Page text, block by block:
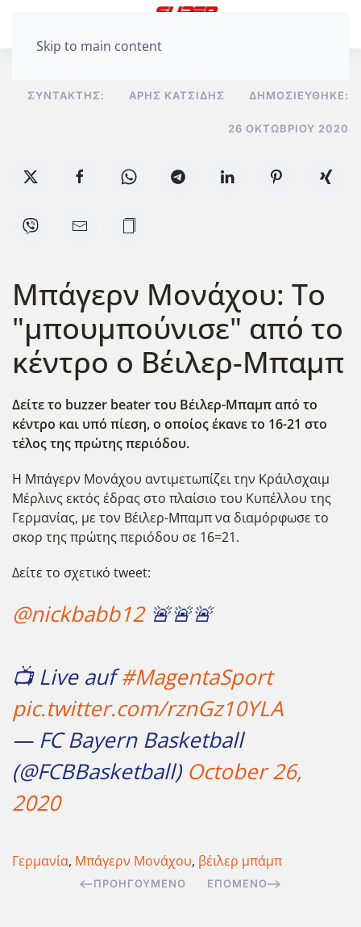
Skip to main content
ΣΥΝΤΆΚΤΗΣ: ΆΡΗΣ ΚΑΤΣΊΔΗΣ ΔΗΜΟΣΙΕΎΘΗΚΕ:
26 ΟΚΤΩΒΡΊΟΥ 2020
Μπάγερν Μονάχου: Το
"μπουμπούνισε" από το
κέντρο ο Βέιλερ-Μπαμπ
Δείτε το buzzer beater του Βέιλερ-Μπαμπ από το
κέντρο και υπό πίεση, ο οποίος έκανε το 16-21 στο
τέλος της πρώτης περιόδου.
Η Μπάγερν Μονάχου αντιμετωπίζει την Κράιλσχαιμ
Μέρλινς εκτός έδρας στο πλαίσιο του Κυπέλλου της
Γερμανίας, με τον Βέιλερ-Μπαμπ να διαμόρφωσε το
σκορ της πρώτης περιόδου σε 16=21.
Δείτε το σχετικό tweet:
@nickbabb12🚨🚨🚨
📺 Live auf#MagentaSport
pic.twitter.com/rznGz10YLA
— FC Bayern Basketball
(@FCBBasketball) October 26,
2020
Γερμανία, Μπάγερν Μονάχου, βέιλερ μπάμπ
ΠΡΟΗΓΟΎΜΕΝΟ ΕΠΌΜΕΝΟ